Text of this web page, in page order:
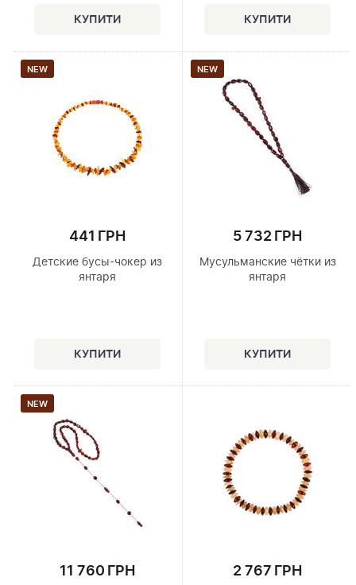
NEW
441 ГРН
Детские бусы-чокер из
янтаря
NEW
5 732 ГРН
Мусульманские чётки из
янтаря
NEW
11 760 ГРН 2 767 ГРН